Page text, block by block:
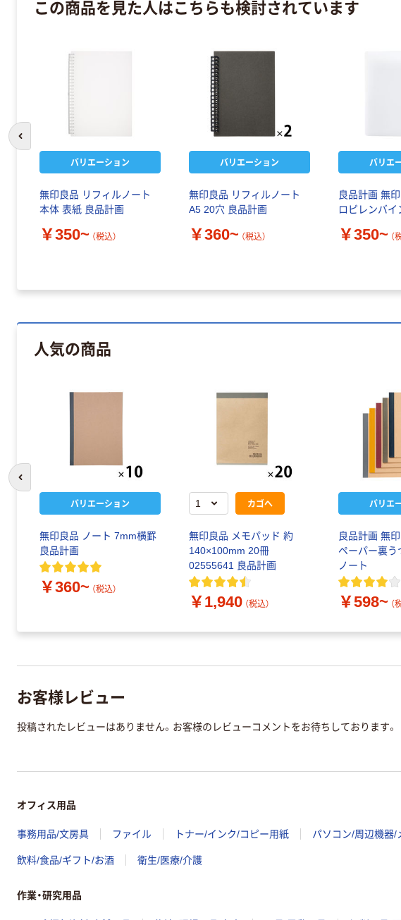
この商品を見た人はこちらも検討されています
バリエーション
無印良品 リフィルノート
本体 表紙 良品計画
￥350~ （税込）
バリエーション
無印良品 リフィルノート
A5 20穴 良品計画
￥360~ （税込）
バリエ
良品計画 無
ロピレンバイ
￥350~ （
人気の商品
バリエーション
無印良品 ノート 7mm横罫
良品計画
￥360~ （税込）
カゴへ
無印良品 メモパッド 約
140×100mm 20冊
02555641 良品計画
￥1,940 （税込）
バリエ
良品計画 無
ペーパー裏う
ノート
￥598~ （
お客様レビュー
投稿されたレビューはありません。お客様のレビューコメントをお待ちしております。
オフィス用品
事務用品/文房具 ファイル トナー/インク/コピー用紙 パソコン/周辺機器/
飲料/食品/ギフト/お酒 衛生/医療/介護
作業・研究用品